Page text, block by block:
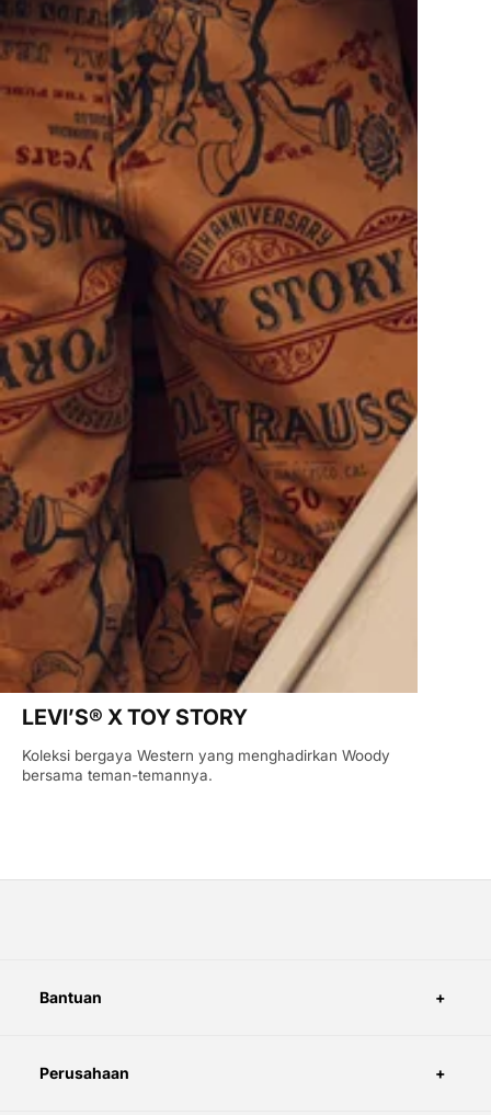
LEVI’S® X TOY STORY
Koleksi bergaya Western yang menghadirkan Woody
bersama teman-temannya.
Bantuan
Perusahaan